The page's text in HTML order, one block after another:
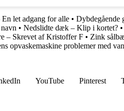
let adgang for alle • Dybdegående
• Nedslidte dæk – Klip i kortet? •
– Skrevet af Kristoffer F • Zink
opvaskemaskine problemer med
YouTube Pinterest